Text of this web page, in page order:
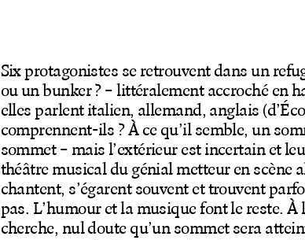
Six protagonistes se retrouvent dans un
ou un bunker ? – littéralement accroché en
elles parlent italien, allemand, anglais
comprennent-ils ? À ce qu’il semble, un
sommet – mais l’extérieur est incertain et
théâtre musical du génial metteur en scène
chantent, s’égarent souvent et trouvent
pas. L’humour et la musique font le reste. À
cherche, nul doute qu’un sommet sera